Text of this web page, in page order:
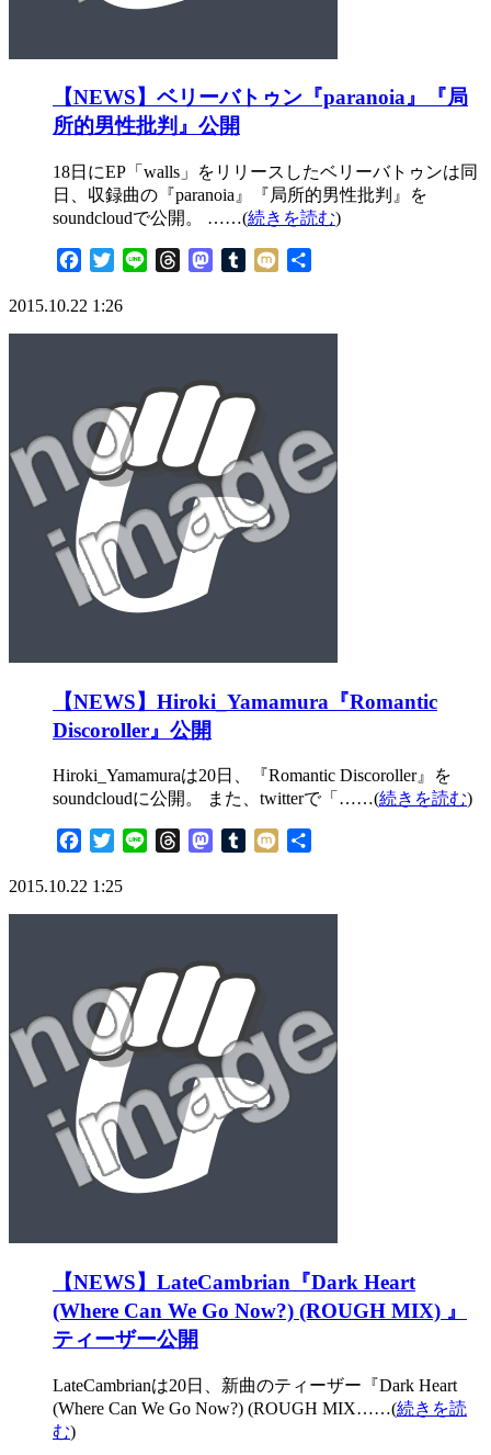
【NEWS】ベリーバトゥン『paranoia』『局
所的男性批判』公開
18日にEP「walls」をリリースしたベリーバトゥンは同
日、収録曲の『paranoia』『局所的男性批判』を
soundcloudで公開。 ……(続きを読む)
FacebookTwitterLine ThreadsMastodonTumblrMixi
2015.10.22 1:26
【NEWS】Hiroki_Yamamura『Romantic
Discoroller』公開
Hiroki_Yamamuraは20日、『Romantic Discoroller』を
soundcloudに公開。 また、twitterで「……(続きを読む)
FacebookTwitterLine ThreadsMastodonTumblrMixi
2015.10.22 1:25
【NEWS】LateCambrian『Dark Heart
(Where Can We Go Now?) (ROUGH MIX) 』
ティーザー公開
LateCambrianは20日、新曲のティーザー『Dark Heart
(Where Can We Go Now?) (ROUGH MIX……(続きを読
む)